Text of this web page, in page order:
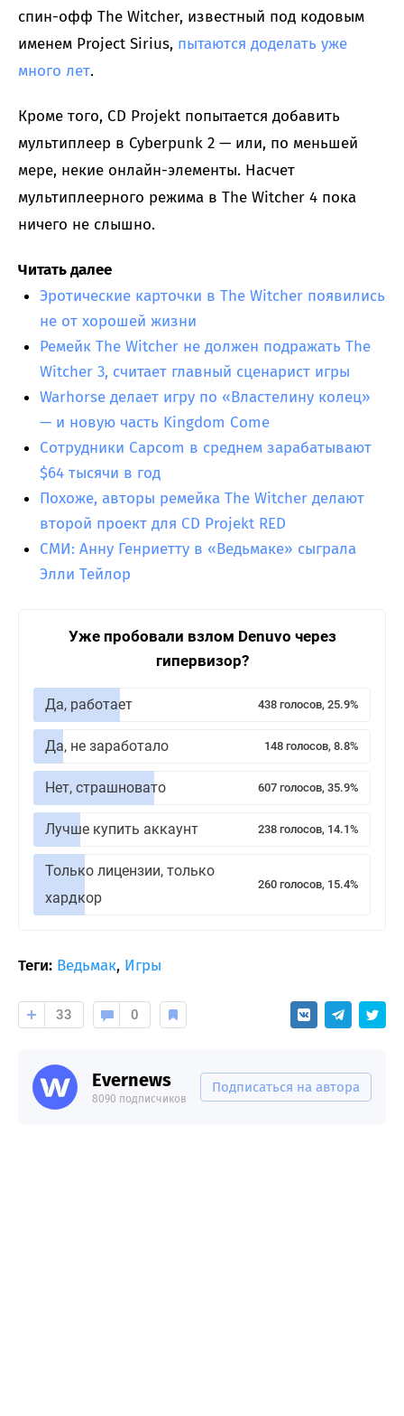
спин-офф The Witcher, известный под кодовым
именем Project Sirius, пытаются доделать уже
много лет.
Кроме того, CD Projekt попытается добавить
мультиплеер в Cyberpunk 2 — или, по меньшей
мере, некие онлайн-элементы. Насчет
мультиплеерного режима в The Witcher 4 пока
ничего не слышно.
Читать далее
Эротические карточки в The Witcher появились
не от хорошей жизни
Ремейк The Witcher не должен подражать The
Witcher 3, считает главный сценарист игры
Warhorse делает игру по «Властелину колец»
— и новую часть Kingdom Come
Сотрудники Capcom в среднем зарабатывают
$64 тысячи в год
Похоже, авторы ремейка The Witcher делают
второй проект для CD Projekt RED
СМИ: Анну Генриетту в «Ведьмаке» сыграла
Элли Тейлор
Уже пробовали взлом Denuvo через
гипервизор?
Да, работает 438 голосов, 25.9%
Да, не заработало 148 голосов, 8.8%
Нет, страшновато 607 голосов, 35.9%
Лучше купить аккаунт 238 голосов, 14.1%
Только лицензии, только
хардкор
260 голосов, 15.4%
Теги: Ведьмак, Игры
33 0
Evernews
8090 подписчиков
Подписаться на автора